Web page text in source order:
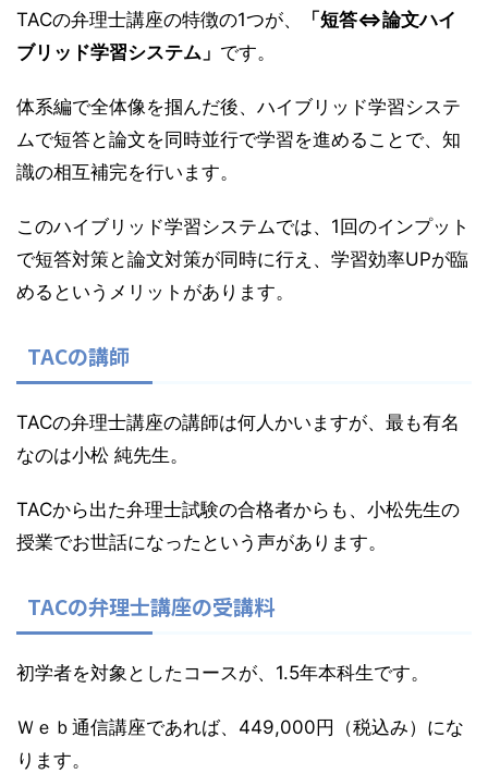
TACの弁理士講座の特徴の1つが、
「短答⇔論文ハイ
ブリッド学習システム」 です。
体系編で全体像を掴んだ後、ハイブリッド学習システ
ムで短答と論文を同時並行で学習を進めることで、知
識の相互補完を行います。
このハイブリッド学習システムでは、1回のインプット
で短答対策と論文対策が同時に行え、学習効率UPが臨
めるというメリットがあります。
TACの講師
TACの弁理士講座の講師は何人かいますが、最も有名
なのは小松 純先生。
TACから出た弁理士試験の合格者からも、小松先生の
授業でお世話になったという声があります。
TACの弁理士講座の受講料
初学者を対象としたコースが、1.5年本科生です。
Ｗｅｂ通信講座であれば、449,000円（税込み）にな
ります。